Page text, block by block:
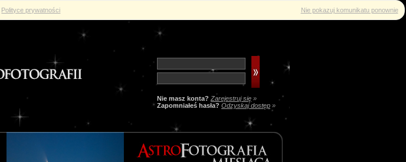
Polityce prywatności Nie pokazuj komunikatu ponownie
Nie masz konta? Zarejestruj się »
Zapomniałeś hasła? Odzyskaj dostęp »